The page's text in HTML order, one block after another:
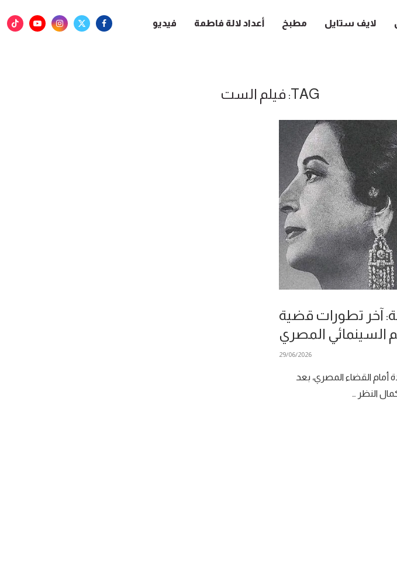
لايف ستايل مطبخ أعداد لالة فاطمة فيديو
TAG: فيلم الست
آخر تطورات قضية
السينمائي المصري
29/06/2026
أمام القضاء المصري، بعد